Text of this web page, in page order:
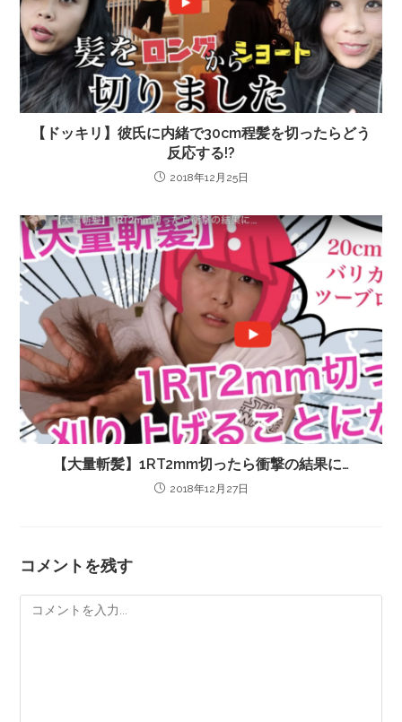
【ドッキリ】彼氏に内緒で30cm程髪を切ったらどう
反応する!?
2018年12月25日
【大量斬髪】1RT2mm切ったら衝撃の結果に…
2018年12月27日
コメントを残す